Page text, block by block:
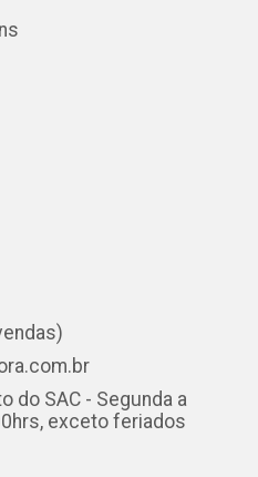
do SAC - Segunda a
exceto feriados